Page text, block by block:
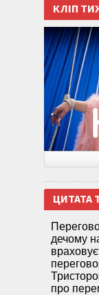
КЛІП
ЦИТАТА
дечому
про